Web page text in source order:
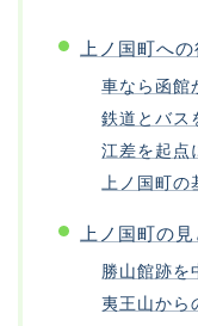
上ノ国町へ
車なら函館
鉄道とバス
江差を起点
上ノ国町の
上ノ国町の
勝山館跡を
夷王山から